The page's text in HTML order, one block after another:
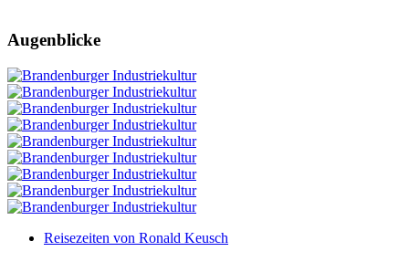
Augenblicke
Reisezeiten von Ronald Keusch